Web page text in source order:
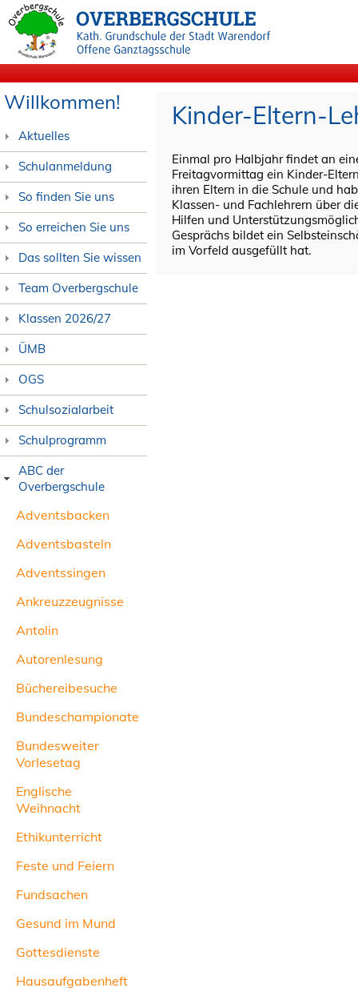
Willkommen!
Aktuelles
Schulanmeldung
So finden Sie uns
So erreichen Sie uns
Das sollten Sie wissen
Team Overbergschule
Klassen 2026/27
ÜMB
OGS
Schulsozialarbeit
Schulprogramm
ABC der
Overbergschule
Adventsbacken
Adventsbasteln
Adventssingen
Ankreuzzeugnisse
Antolin
Autorenlesung
Büchereibesuche
Bundeschampionate
Bundesweiter
Vorlesetag
Englische
Weihnacht
Ethikunterricht
Feste und Feiern
Fundsachen
Gesund im Mund
Gottesdienste
Hausaufgabenheft
Kinder-Eltern-
Einmal pro Halbjahr findet an
Freitagvormittag ein Kinder-
ihren Eltern in die Schule und
Klassen- und Fachlehrern über
Hilfen und
Gesprächs bildet ein
im Vorfeld ausgefüllt hat.